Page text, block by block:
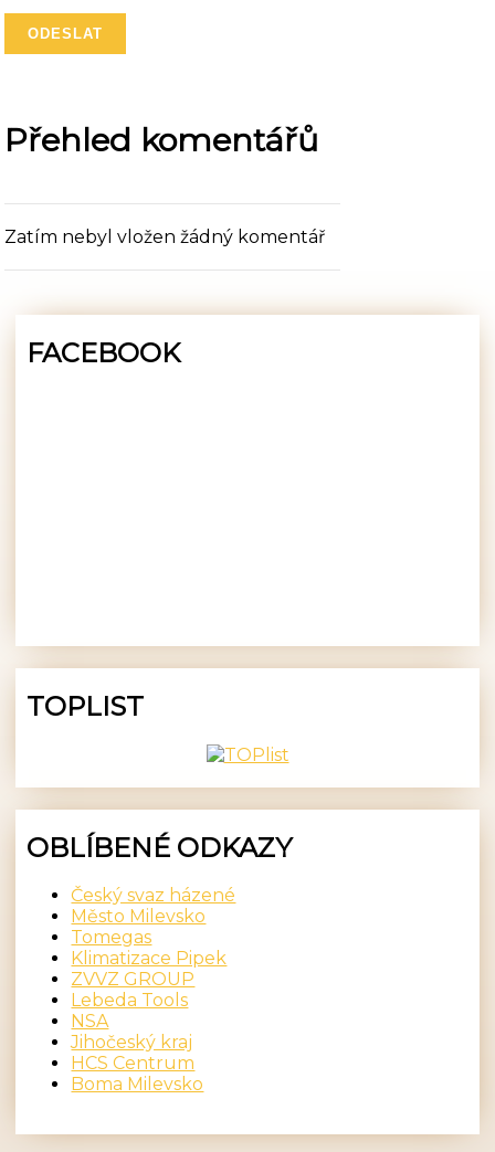
Přehled komentářů
Zatím nebyl vložen žádný komentář
FACEBOOK
TOPLIST
OBLÍBENÉ ODKAZY
Český svaz házené
Město Milevsko
Tomegas
Klimatizace Pipek
ZVVZ GROUP
Lebeda Tools
NSA
Jihočeský kraj
HCS Centrum
Boma Milevsko